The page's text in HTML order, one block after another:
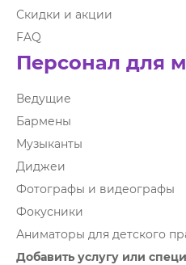
Скидки и акции
FAQ
Персонал для
Ведущие
Бармены
Музыканты
Диджеи
Фотографы и видеографы
Фокусники
Аниматоры для детского
Добавить услугу или